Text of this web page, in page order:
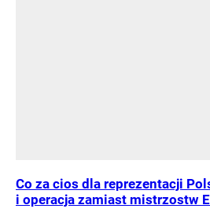
Co za cios dla reprezentacji
i operacja zamiast mistrzostw